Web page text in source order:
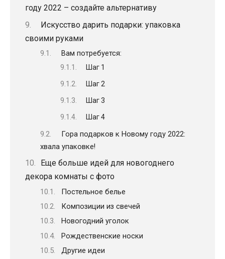
году 2022 – создайте альтернативу
Искусство дарить подарки: упаковка
своими руками
Вам потребуется:
Шаг 1
Шаг 2
Шаг 3
Шаг 4
Гора подарков к Новому году 2022:
хвала упаковке!
Еще больше идей для новогоднего
декора комнаты с фото
Постельное белье
Композиции из свечей
Новогодний уголок
Рождественские носки
Другие идеи